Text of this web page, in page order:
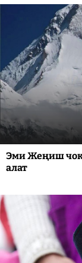
Эми Жеңиш
алат